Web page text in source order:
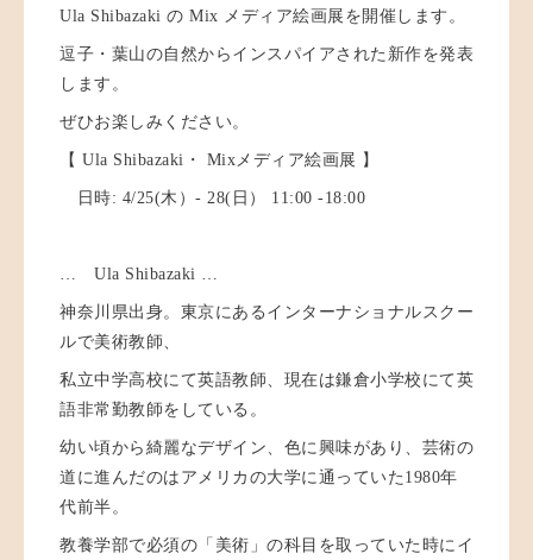
Ula Shibazaki の Mix メディア絵画展を開催します。
逗子・葉山の自然からインスパイアされた新作を発表
します。
ぜひお楽しみください。
【 Ula Shibazaki・ Mixメディア絵画展 】
日時: 4/25(木）- 28(日） 11:00 -18:00
… Ula Shibazaki …
神奈川県出身。東京にあるインターナショナルスクー
ルで美術教師、
私立中学高校にて英語教師、現在は鎌倉小学校にて英
語非常勤教師をしている。
幼い頃から綺麗なデザイン、色に興味があり、芸術の
道に進んだのはアメリカの大学に通っていた1980年
代前半。
教養学部で必須の「美術」の科目を取っていた時にイ